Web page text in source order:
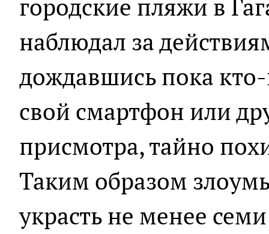
городские пляжи в
наблюдал за
дождавшись пока
свой смартфон или
присмотра, тайно
Таким образом
украсть не менее